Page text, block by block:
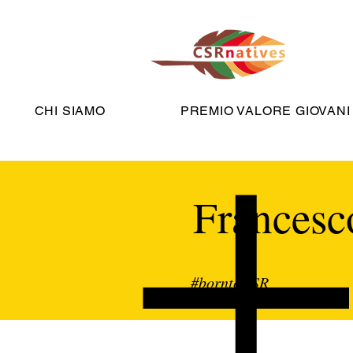
CHI SIAMO PREMIO VALORE GIOVANI
#borntoCSR